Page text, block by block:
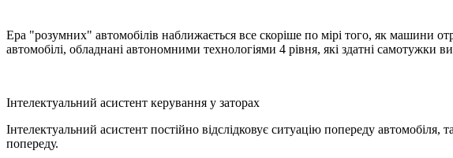
Ера "розумних" автомобілів наближається все скоріше по мірі того, як машини
автомобілі, обладнані автономними технологіями 4 рівня, які здатні
Інтелектуальний асистент керування у заторах
Інтелектуальний асистент постійно відслідковує ситуацію попереду
попереду.